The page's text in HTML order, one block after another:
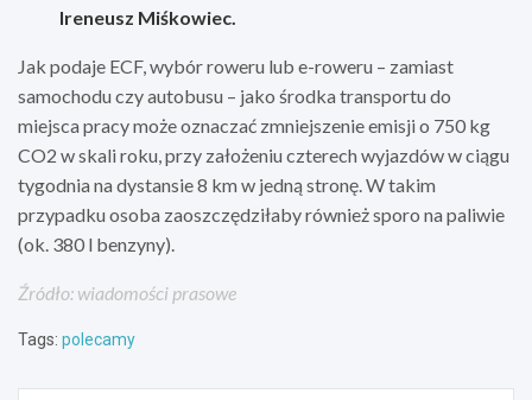
Ireneusz Miśkowiec.
Jak podaje ECF, wybór roweru lub e-roweru – zamiast
samochodu czy autobusu – jako środka transportu do
miejsca pracy może oznaczać zmniejszenie emisji o 750 kg
CO2 w skali roku, przy założeniu czterech wyjazdów w ciągu
tygodnia na dystansie 8 km w jedną stronę. W takim
przypadku osoba zaoszczędziłaby również sporo na paliwie
(ok. 380 l benzyny).
Źródło: wiadomości prasowe
Tags: polecamy